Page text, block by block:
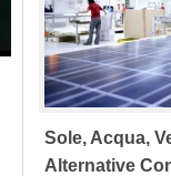
Sole, Acqua,
Alternative